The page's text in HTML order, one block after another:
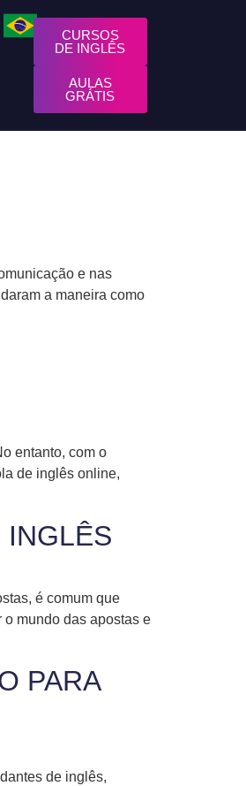
CURSOS
DE INGLÊS
AULAS
GRÁTIS
e nas
a maneira como
entanto, com o
de inglês online,
INGLÊS
é comum que
mundo das apostas e
PARA
de inglês,